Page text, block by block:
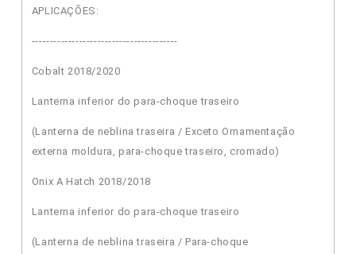
APLICAÇÕES:
----------------------------------------
Cobalt 2018/2020
Lanterna inferior do para-choque traseiro
(Lanterna de neblina traseira / Exceto Ornamentação
externa moldura, para-choque traseiro, cromado)
Onix A Hatch 2018/2018
Lanterna inferior do para-choque traseiro
(Lanterna de neblina traseira / Para-choque